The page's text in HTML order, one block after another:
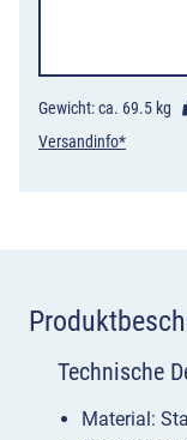
Gewicht: ca. 69.5 kg
Versandinfo*
Technische
Material: